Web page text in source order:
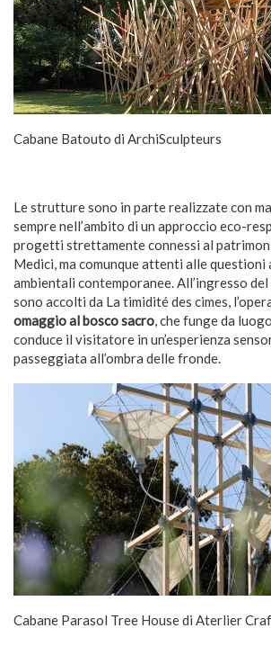
Cabane Batouto di ArchiSculpteurs
Le strutture sono in parte realizzate con
sempre nell’ambito di un approccio eco-
progetti strettamente connessi al
Medici, ma comunque attenti alle
ambientali contemporanee. All’ingresso
sono accolti da La timidité des cimes,
omaggio al bosco sacro, che funge da
conduce il visitatore in un’esperienza
passeggiata all’ombra delle fronde.
Cabane Parasol Tree House di Aterlier